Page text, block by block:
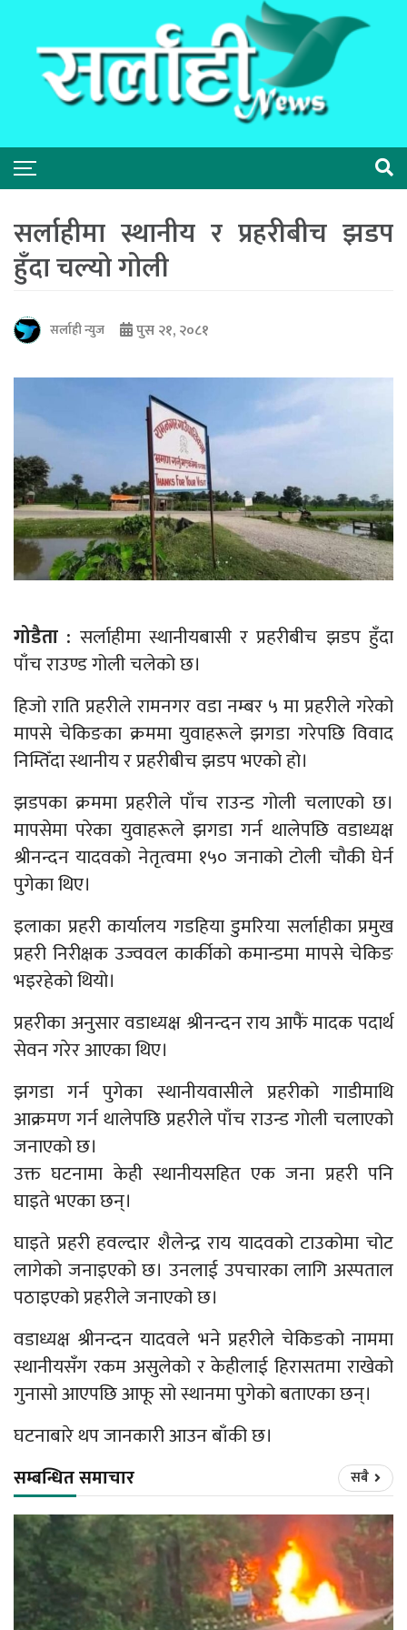
सर्लाहीमा स्थानीय र प्रहरीबीच झडप
हुँदा चल्यो गोली
सर्लाही न्युज पुस २१, २०८१
गोडैता : सर्लाहीमा स्थानीयबासी र प्रहरीबीच झडप हुँदा
पाँच राउण्ड गोली चलेको छ।
हिजो राति प्रहरीले रामनगर वडा नम्बर ५ मा प्रहरीले गरेको
मापसे चेकिङका क्रममा युवाहरूले झगडा गरेपछि विवाद
निम्तिँदा स्थानीय र प्रहरीबीच झडप भएको हो।
झडपका क्रममा प्रहरीले पाँच राउन्ड गोली चलाएको छ।
मापसेमा परेका युवाहरूले झगडा गर्न थालेपछि वडाध्यक्ष
श्रीनन्दन यादवको नेतृत्वमा १५० जनाको टोली चौकी घेर्न
पुगेका थिए।
इलाका प्रहरी कार्यालय गडहिया डुमरिया सर्लाहीका प्रमुख
प्रहरी निरीक्षक उज्ववल कार्कीको कमान्डमा मापसे चेकिङ
भइरहेको थियो।
प्रहरीका अनुसार वडाध्यक्ष श्रीनन्दन राय आफैं मादक पदार्थ
सेवन गरेर आएका थिए।
झगडा गर्न पुगेका स्थानीयवासीले प्रहरीको गाडीमाथि
आक्रमण गर्न थालेपछि प्रहरीले पाँच राउन्ड गोली चलाएको
जनाएको छ।
उक्त घटनामा केही स्थानीयसहित एक जना प्रहरी पनि
घाइते भएका छन्।
घाइते प्रहरी हवल्दार शैलेन्द्र राय यादवको टाउकोमा चोट
लागेको जनाइएको छ। उनलाई उपचारका लागि अस्पताल
पठाइएको प्रहरीले जनाएको छ।
वडाध्यक्ष श्रीनन्दन यादवले भने प्रहरीले चेकिङको नाममा
स्थानीयसँग रकम असुलेको र केहीलाई हिरासतमा राखेको
गुनासो आएपछि आफू सो स्थानमा पुगेको बताएका छन्।
घटनाबारे थप जानकारी आउन बाँकी छ।
सम्बन्धित समाचार सबै